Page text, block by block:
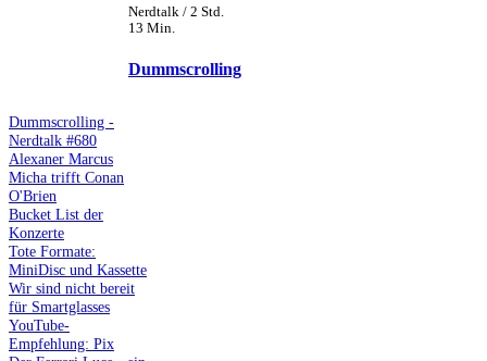
Nerdtalk / 2 Std.
13 Min.
Dummscrolling
Dummscrolling -
Nerdtalk #680
Alexaner Marcus
Micha trifft Conan
O'Brien
Bucket List der
Konzerte
Tote Formate:
MiniDisc und Kassette
Wir sind nicht bereit
für Smartglasses
YouTube-
Empfehlung: Pix